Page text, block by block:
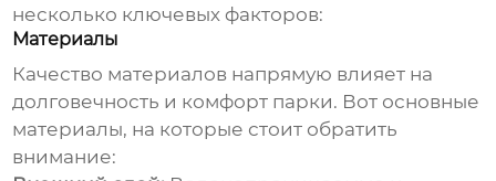
несколько ключевых факторов:
Материалы
Качество материалов напрямую влияет на
долговечность и комфорт парки. Вот основные
материалы, на которые стоит обратить
внимание: